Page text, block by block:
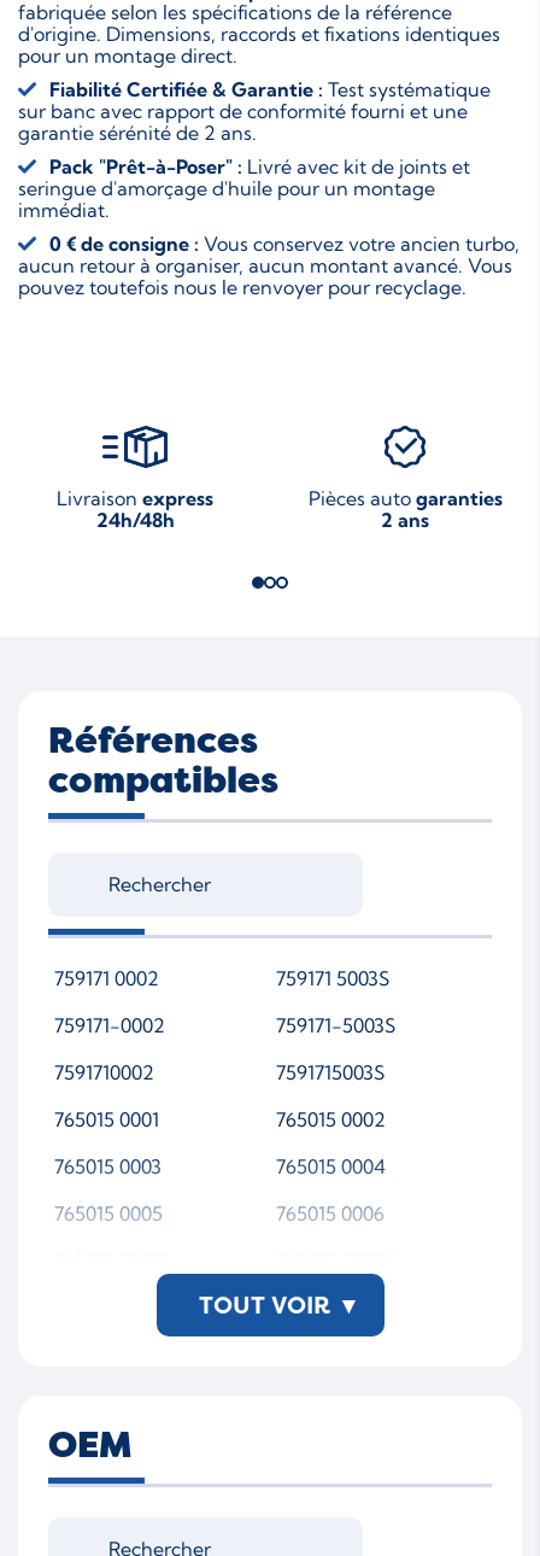
fabriquée selon les spécifications de la référence
d'origine. Dimensions, raccords et fixations identiques
pour un montage direct.
Fiabilité Certifiée & Garantie : Test systématique
sur banc avec rapport de conformité fourni et une
garantie sérénité de 2 ans.
Pack "Prêt-à-Poser" : Livré avec kit de joints et
seringue d'amorçage d'huile pour un montage
immédiat.
0 € de consigne : Vous conservez votre ancien turbo,
aucun retour à organiser, aucun montant avancé. Vous
pouvez toutefois nous le renvoyer pour recyclage.
Livraison express
24h/48h
Pièces auto garanties
2 ans
Références
compatibles
759171 0002
759171 5003S
759171-0002
759171-5003S
7591710002
7591715003S
765015 0001
765015 0002
765015 0003
765015 0004
765015 0005
765015 0006
765015 5004S
765015-0002
765015-0004
765015-0005
765015-0006
TOUT VOIR ▾
OEM